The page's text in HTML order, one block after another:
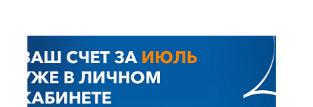
Частным клиентам
Корпоративным клиентам